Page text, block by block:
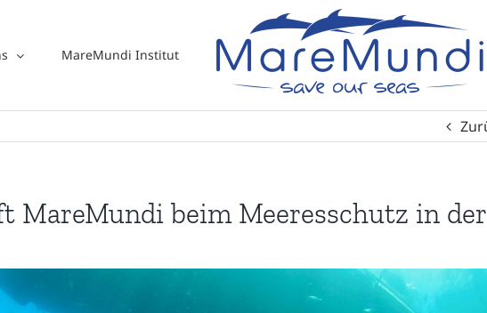
MareMundi Institut
MareMundi beim Meeresschutz in der